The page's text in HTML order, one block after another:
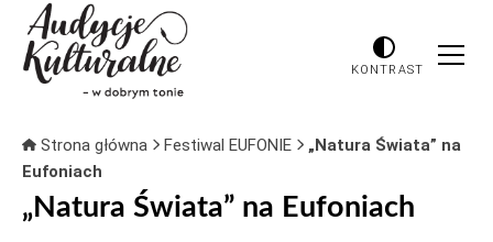
KONTRAST
Strona główna Festiwal EUFONIE
„Natura Świata” na
Eufoniach
„Natura Świata” na Eufoniach